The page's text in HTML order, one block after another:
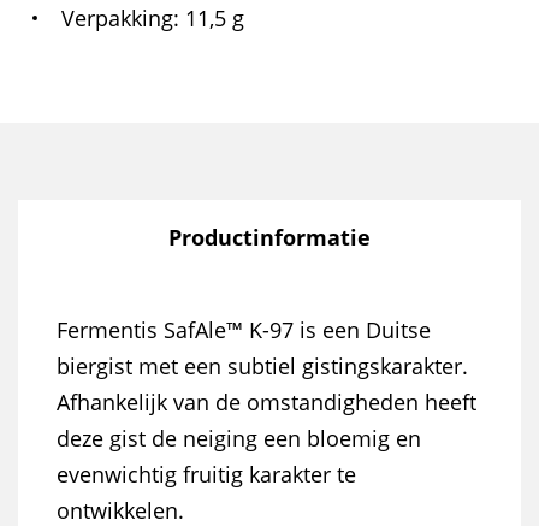
Verpakking 11,5 g
Productinformatie
Fermentis SafAle™ K-97 is een Duitse
biergist met een subtiel gistingskarakter.
Afhankelijk van de omstandigheden heeft
deze gist de neiging een bloemig en
evenwichtig fruitig karakter te
ontwikkelen.